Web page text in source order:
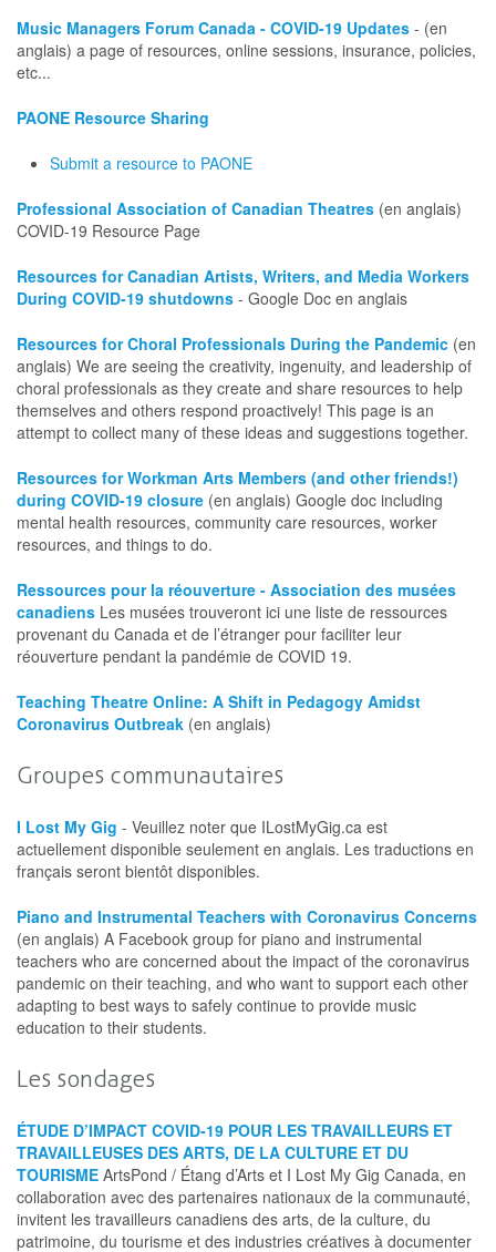
Music Managers Forum Canada - COVID-19 Updates - (en
anglais) a page of resources, online sessions, insurance, policies,
etc...
PAONE Resource Sharing
Submit a resource to PAONE
Professional Association of Canadian Theatres (en anglais)
COVID-19 Resource Page
Resources for Canadian Artists, Writers, and Media Workers
During COVID-19 shutdowns - Google Doc en anglais
Resources for Choral Professionals During the Pandemic (en
anglais) We are seeing the creativity, ingenuity, and leadership of
choral professionals as they create and share resources to help
themselves and others respond proactively! This page is an
attempt to collect many of these ideas and suggestions together.
Resources for Workman Arts Members (and other friends!)
during COVID-19 closure (en anglais) Google doc including
mental health resources, community care resources, worker
resources, and things to do.
Ressources pour la réouverture - Association des musées
canadiens Les musées trouveront ici une liste de ressources
provenant du Canada et de l’étranger pour faciliter leur
réouverture pendant la pandémie de COVID 19.
Teaching Theatre Online: A Shift in Pedagogy Amidst
Coronavirus Outbreak (en anglais)
Groupes communautaires
I Lost My Gig - Veuillez noter que ILostMyGig.ca est
actuellement disponible seulement en anglais. Les traductions en
français seront bientôt disponibles.
Piano and Instrumental Teachers with Coronavirus Concerns
(en anglais) A Facebook group for piano and instrumental
teachers who are concerned about the impact of the coronavirus
pandemic on their teaching, and who want to support each other
adapting to best ways to safely continue to provide music
education to their students.
Les sondages
ÉTUDE D’IMPACT COVID-19 POUR LES TRAVAILLEURS ET
TRAVAILLEUSES DES ARTS, DE LA CULTURE ET DU
TOURISME ArtsPond / Étang d’Arts et I Lost My Gig Canada, en
collaboration avec des partenaires nationaux de la communauté,
invitent les travailleurs canadiens des arts, de la culture, du
patrimoine, du tourisme et des industries créatives à documenter